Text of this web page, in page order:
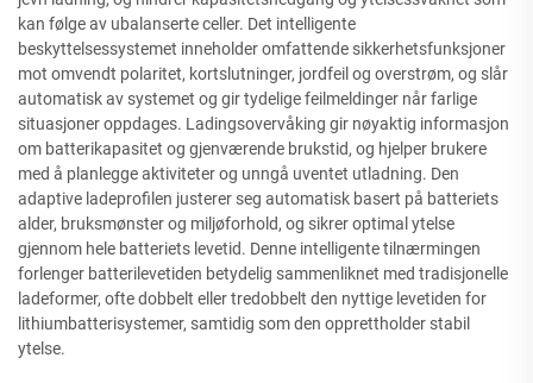
kan følge av ubalanserte celler. Det intelligente
beskyttelsessystemet inneholder omfattende sikkerhetsfunksjoner
mot omvendt polaritet, kortslutninger, jordfeil og overstrøm, og slår
automatisk av systemet og gir tydelige feilmeldinger når farlige
situasjoner oppdages. Ladingsovervåking gir nøyaktig informasjon
om batterikapasitet og gjenværende brukstid, og hjelper brukere
med å planlegge aktiviteter og unngå uventet utladning. Den
adaptive ladeprofilen justerer seg automatisk basert på batteriets
alder, bruksmønster og miljøforhold, og sikrer optimal ytelse
gjennom hele batteriets levetid. Denne intelligente tilnærmingen
forlenger batterilevetiden betydelig sammenliknet med tradisjonelle
ladeformer, ofte dobbelt eller tredobbelt den nyttige levetiden for
lithiumbatterisystemer, samtidig som den opprettholder stabil
ytelse.